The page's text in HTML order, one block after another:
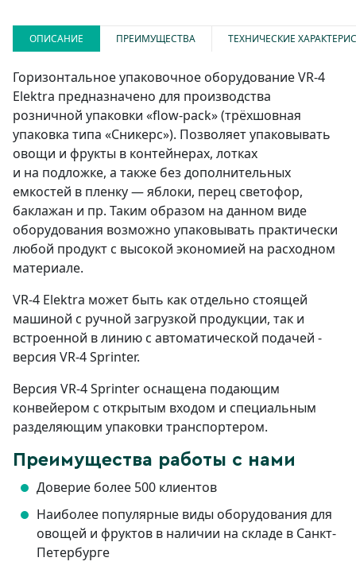
ОПИСАНИЕ ПРЕИМУЩЕСТВА ТЕХНИЧЕСКИЕ
Горизонтальное упаковочное оборудование VR-4
Elektra предназначено для производства
розничной упаковки «flow-pack» (трёхшовная
упаковка типа «Сникерс»). Позволяет упаковывать
овощи и фрукты в контейнерах, лотках
и на подложке, а также без дополнительных
емкостей в пленку — яблоки, перец светофор,
баклажан и пр. Таким образом на данном виде
оборудования возможно упаковывать практически
любой продукт с высокой экономией на расходном
материале.
VR-4 Elektra может быть как отдельно стоящей
машиной с ручной загрузкой продукции, так и
встроенной в линию с автоматической подачей -
версия VR-4 Sprinter.
Версия VR-4 Sprinter оснащена подающим
конвейером с открытым входом и специальным
разделяющим упаковки транспортером.
Преимущества работы с нами
Доверие более 500 клиентов
Наиболее популярные виды оборудования для
овощей и фруктов в наличии на складе в Санкт-
Петербурге